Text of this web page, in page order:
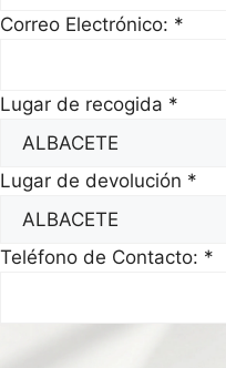
Correo Electrónico: *
Lugar de recogida *
Lugar de devolución *
Teléfono de Contacto: *